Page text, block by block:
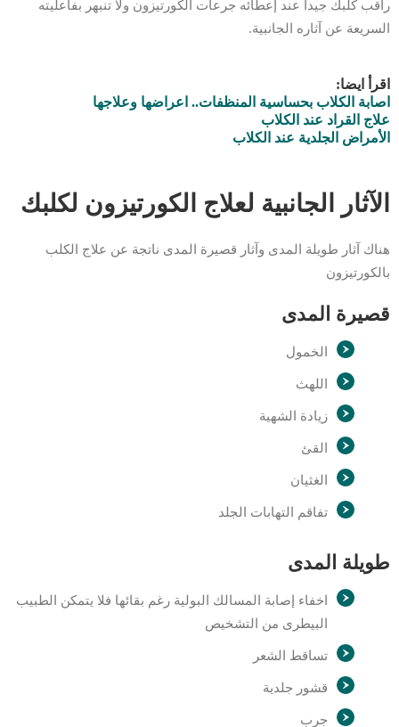
راقب كلبك جيدا عند إعطائه جرعات الكورتيزون ولا تنبهر بفاعليته
السريعة عن آثاره الجانبية.
اقرأ ايضا:
اصابة الكلاب بحساسية المنظفات.. اعراضها وعلاجها
علاج القراد عند الكلاب
الأمراض الجلدية عند الكلاب
الآثار الجانبية لعلاج الكورتيزون لكلبك
هناك آثار طويلة المدى وآثار قصيرة المدى ناتجة عن علاج الكلب
بالكورتيزون
قصيرة المدى
الخمول
اللهث
زيادة الشهية
القئ
الغثيان
تفاقم التهابات الجلد
طويلة المدى
اخفاء إصابة المسالك البولية رغم بقائها فلا يتمكن الطبيب
البيطرى من التشخيص
تساقط الشعر
قشور جلدية
جرب